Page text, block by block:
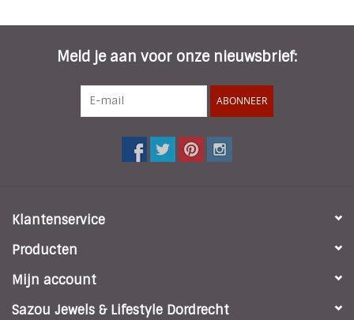
Meld je aan voor onze nieuwsbrief:
ABONNEER
Klantenservice
Producten
Mijn account
Sazou Jewels & Lifestyle Dordrecht